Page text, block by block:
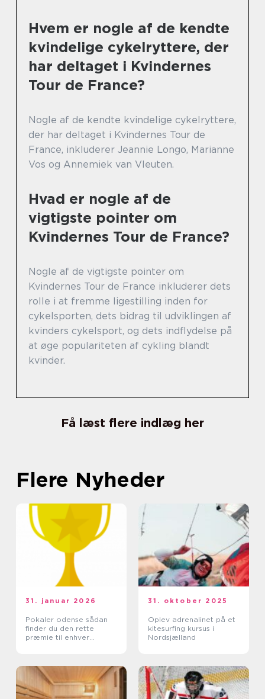
Hvem er nogle af de kendte
kvindelige cykelryttere, der
har deltaget i Kvindernes
Tour de France?
Nogle af de kendte kvindelige cykelryttere,
der har deltaget i Kvindernes Tour de
France, inkluderer Jeannie Longo, Marianne
Vos og Annemiek van Vleuten.
Hvad er nogle af de
vigtigste pointer om
Kvindernes Tour de France?
Nogle af de vigtigste pointer om
Kvindernes Tour de France inkluderer dets
rolle i at fremme ligestilling inden for
cykelsporten, dets bidrag til udviklingen af
kvinders cykelsport, og dets indflydelse på
at øge populariteten af cykling blandt
kvinder.
Få læst flere indlæg her
Flere Nyheder
31. januar 2026
Pokaler odense sådan
finder du den rette
præmie til enhver
31. oktober 2025
Oplev adrenalinet på et
kitesurfing kursus i
Nordsjælland